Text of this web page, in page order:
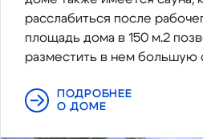
расслабиться после
площадь дома в 150 м.2
разместить в нем большую
ПОДРОБНЕЕ
О ДОМЕ